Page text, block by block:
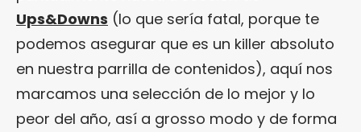
Ups&Downs (lo que sería fatal, porque te
podemos asegurar que es un killer absoluto
en nuestra parrilla de contenidos), aquí nos
marcamos una selección de lo mejor y lo
peor del año, así a grosso modo y de forma